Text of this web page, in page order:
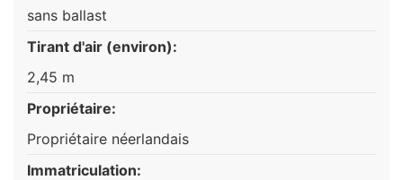
sans ballast
Tirant d'air (environ):
2,45 m
Propriétaire:
Propriétaire néerlandais
Immatriculation: